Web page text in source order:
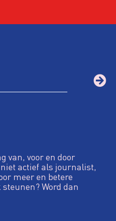
van, voor en door
actief als journalist,
meer en betere
Word dan